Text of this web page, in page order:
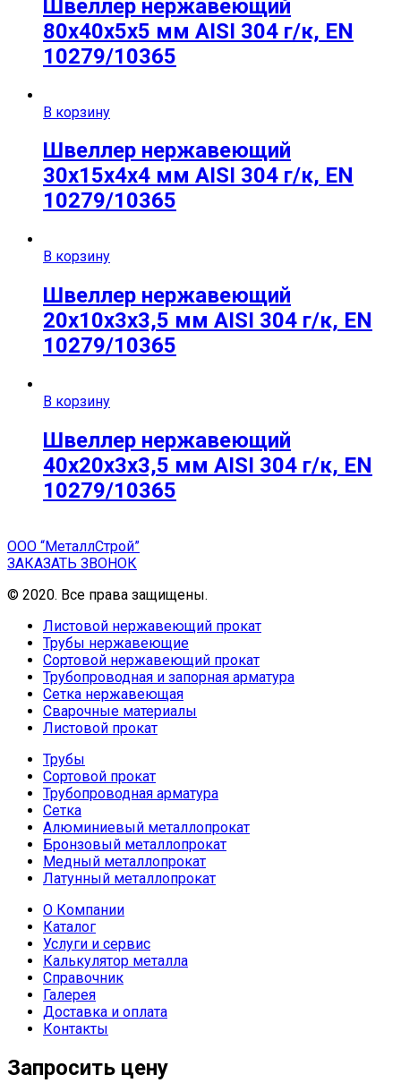
Швеллер нержавеющий
80х40х5х5 мм AISI 304 г/к, EN
10279/10365
В корзину
Швеллер нержавеющий
30х15х4х4 мм AISI 304 г/к, EN
10279/10365
В корзину
Швеллер нержавеющий
20х10х3х3,5 мм AISI 304 г/к, EN
10279/10365
В корзину
Швеллер нержавеющий
40х20х3х3,5 мм AISI 304 г/к, EN
10279/10365
ООО “МеталлСтрой”
ЗАКАЗАТЬ ЗВОНОК
© 2020. Все права защищены.
Листовой нержавеющий прокат
Трубы нержавеющие
Сортовой нержавеющий прокат
Трубопроводная и запорная арматура
Сетка нержавеющая
Сварочные материалы
Листовой прокат
Трубы
Сортовой прокат
Трубопроводная арматура
Сетка
Алюминиевый металлопрокат
Бронзовый металлопрокат
Медный металлопрокат
Латунный металлопрокат
О Компании
Каталог
Услуги и сервис
Калькулятор металла
Справочник
Галерея
Доставка и оплата
Контакты
Запросить цену